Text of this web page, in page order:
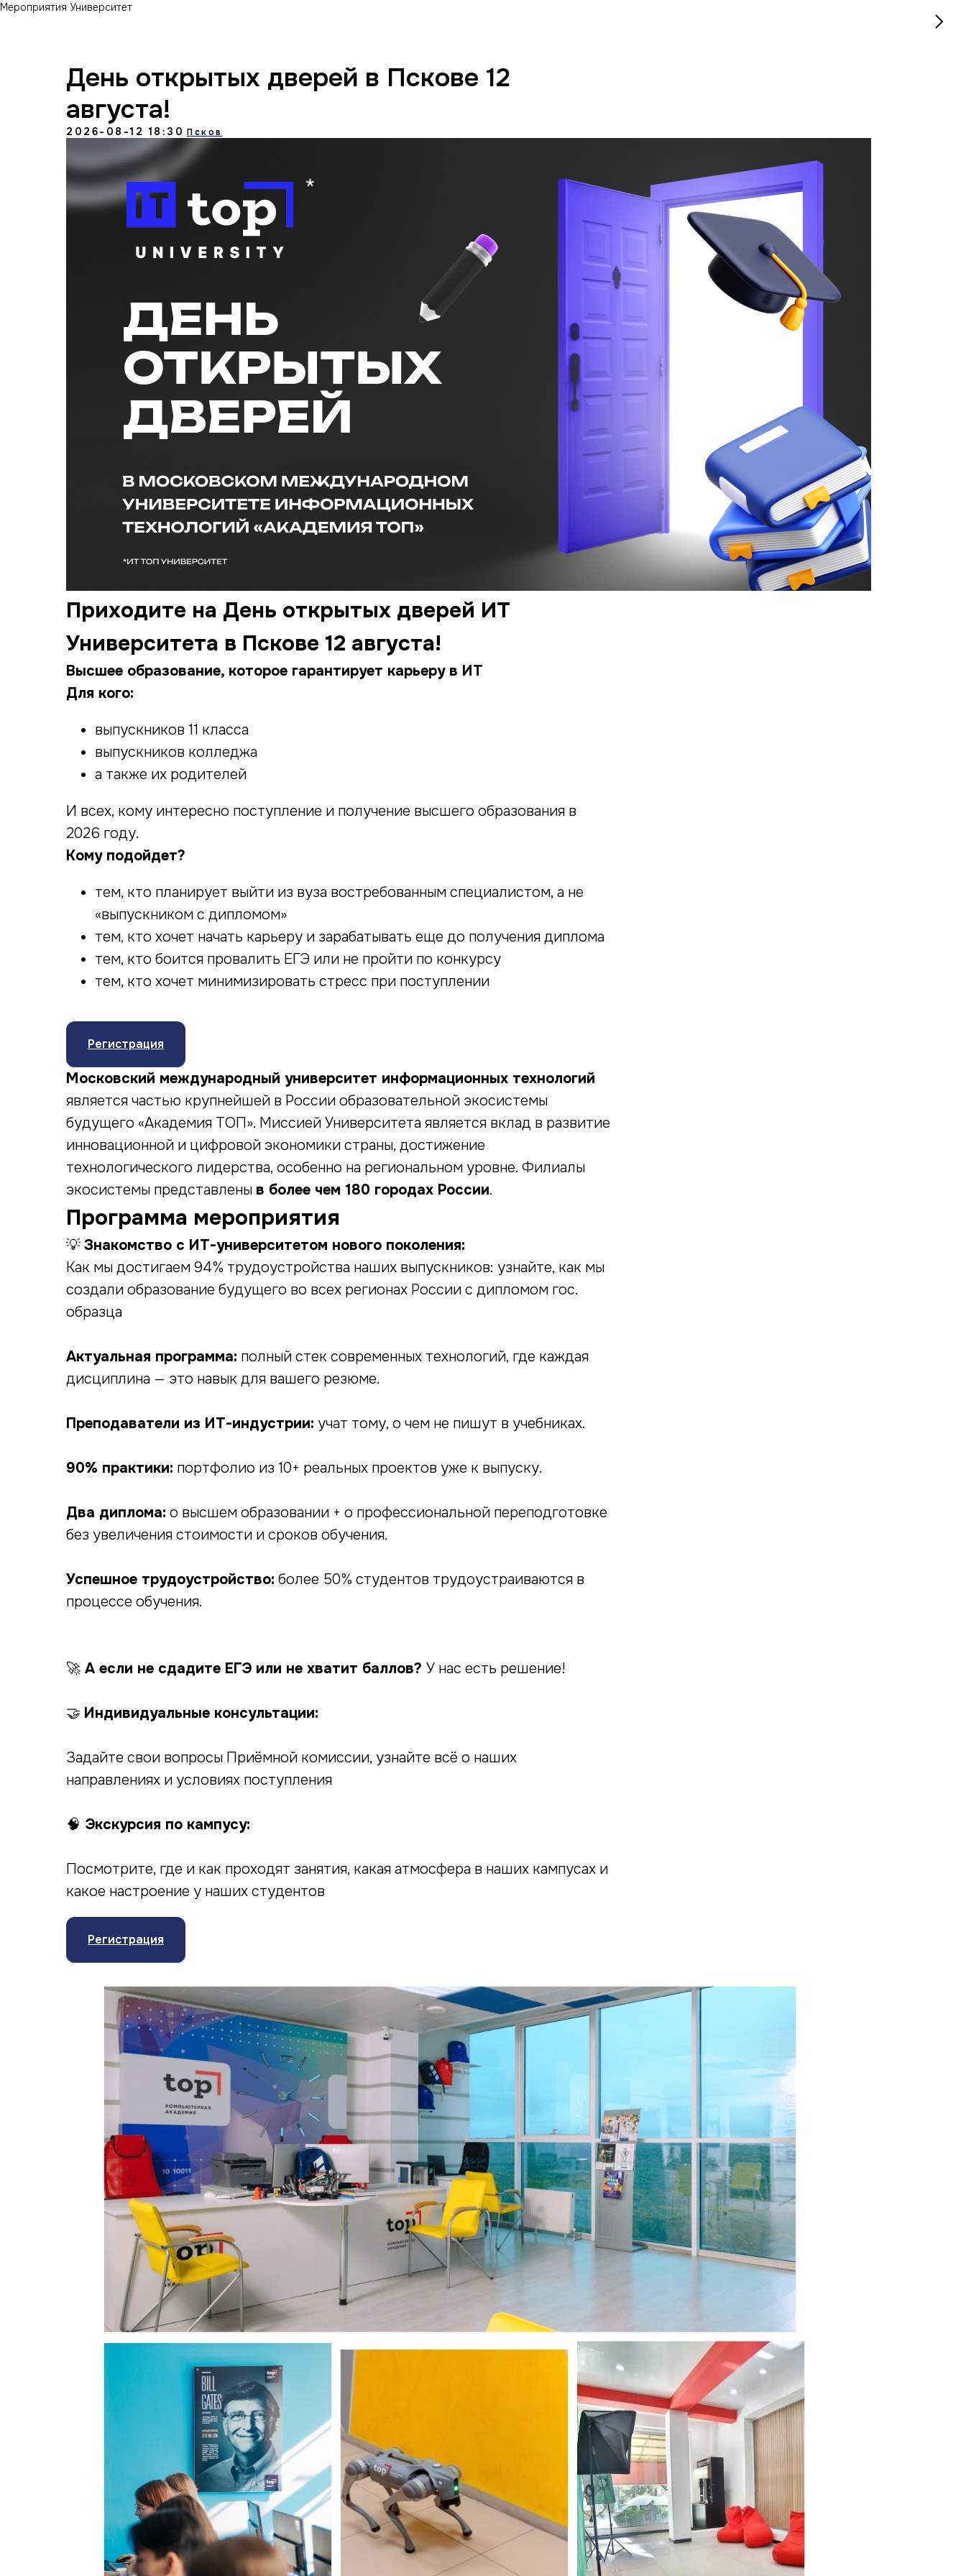
Мероприятия Университет
День открытых дверей в Пскове 12
августа!
2026-08-12 18:30 Псков
Приходите на День открытых дверей ИТ
Университета в Пскове 12 августа!
Высшее образование, которое гарантирует карьеру в ИТ
Для кого:
выпускников 11 класса
выпускников колледжа
а также их родителей
И всех, кому интересно поступление и получение высшего образования в
2026 году.
Кому подойдет?
тем, кто планирует выйти из вуза востребованным специалистом, а не
«выпускником с дипломом»
тем, кто хочет начать карьеру и зарабатывать еще до получения диплома
тем, кто боится провалить ЕГЭ или не пройти по конкурсу
тем, кто хочет минимизировать стресс при поступлении
Регистрация
Московский международный университет информационных технологий
является частью крупнейшей в России образовательной экосистемы
будущего «Академия ТОП». Миссией Университета является вклад в развитие
инновационной и цифровой экономики страны, достижение
технологического лидерства, особенно на региональном уровне. Филиалы
экосистемы представлены в более чем 180 городах России.
Программа мероприятия
💡 Знакомство с ИТ-университетом нового поколения:
Как мы достигаем 94% трудоустройства наших выпускников: узнайте, как мы
создали образование будущего во всех регионах России с дипломом гос.
образца
Актуальная программа: полный стек современных технологий, где каждая
дисциплина — это навык для вашего резюме.
Преподаватели из ИТ-индустрии: учат тому, о чем не пишут в учебниках.
90% практики: портфолио из 10+ реальных проектов уже к выпуску.
Два диплома: о высшем образовании + о профессиональной переподготовке
без увеличения стоимости и сроков обучения.
Успешное трудоустройство: более 50% студентов трудоустраиваются в
процессе обучения.
🚀 А если не сдадите ЕГЭ или не хватит баллов? У нас есть решение!
🤝 Индивидуальные консультации:
Задайте свои вопросы Приёмной комиссии, узнайте всё о наших
направлениях и условиях поступления
🧠 Экскурсия по кампусу:
Посмотрите, где и как проходят занятия, какая атмосфера в наших кампусах и
какое настроение у наших студентов
Регистрация